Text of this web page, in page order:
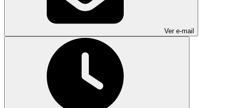
Ver e-mail